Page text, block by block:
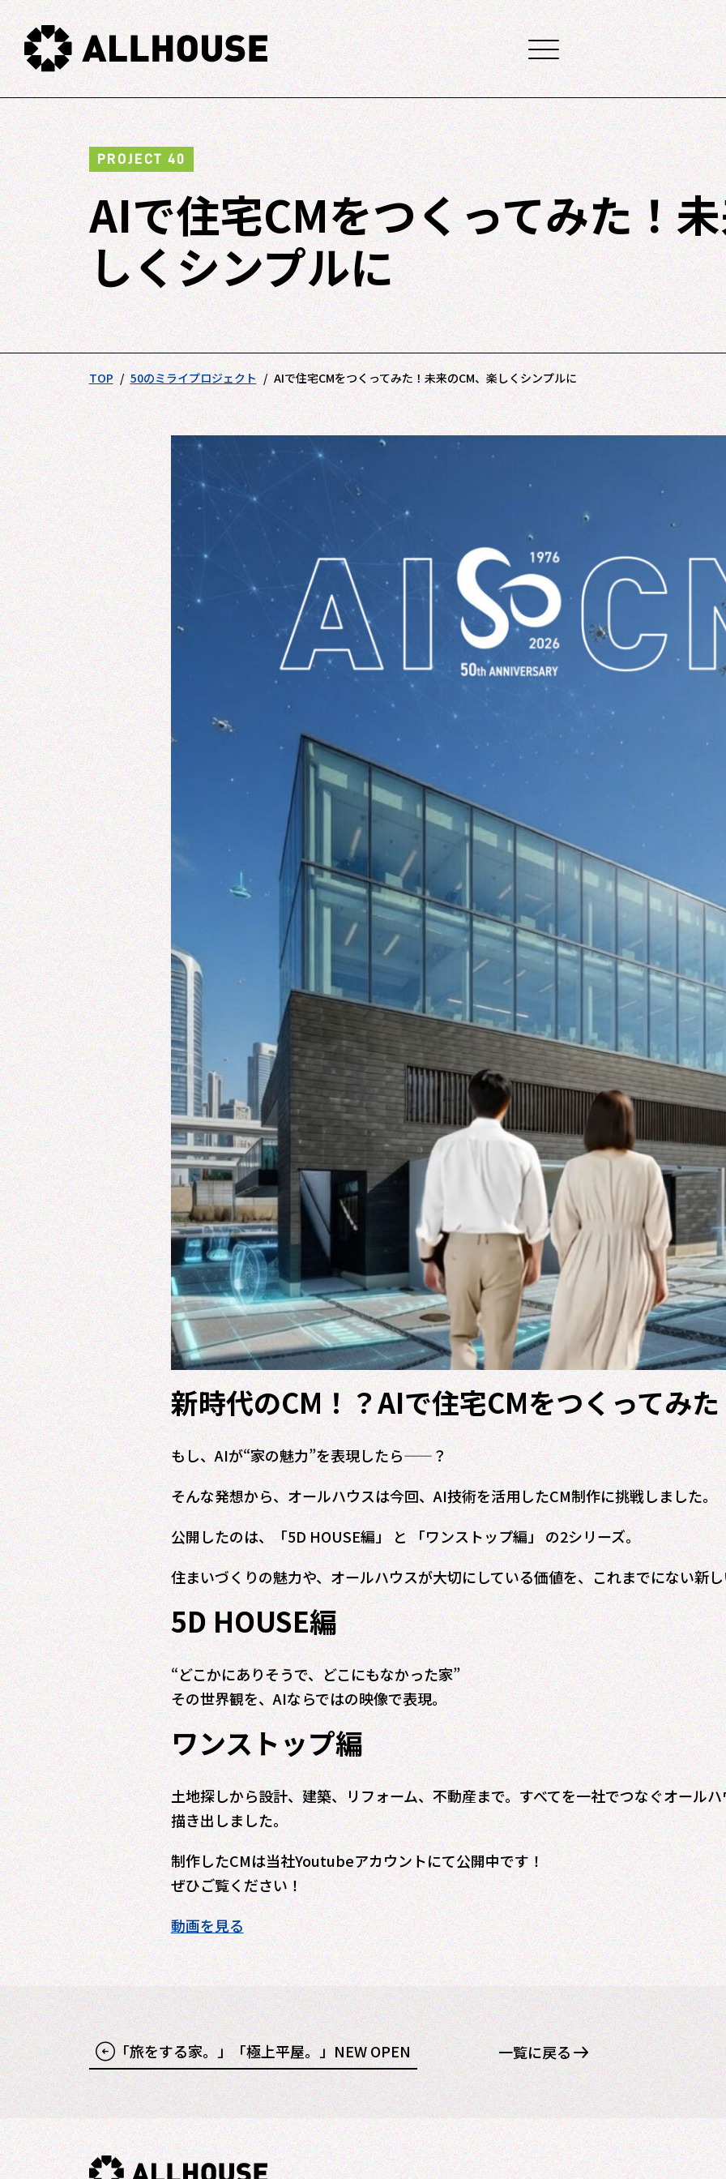
PROJECT 40
AIで住宅CMをつくってみた！
しくシンプルに
TOP 50のミライプロジェクト AIで住宅CMをつくってみた！未来のCM、楽しくシンプルに
新時代のCM！？AIで住宅CMをつくってみ
もし、AIが“家の魅力”を表現したら——？
そんな発想から、オールハウスは今回、AI技術を活用したCM制作に挑戦しました。
公開したのは、「5D HOUSE編」 と 「ワンストップ編」 の2シリーズ。
住まいづくりの魅力や、オールハウスが大切にしている価値を、これまでにない新
5D HOUSE編
“どこかにありそうで、どこにもなかった家”
その世界観を、AIならではの映像で表現。
ワンストップ編
土地探しから設計、建築、リフォーム、不動産まで。すべてを一社でつなぐオール
描き出しました。
制作したCMは当社Youtubeアカウントにて公開中です！
ぜひご覧ください！
動画を見る
「旅をする家。」「極上平屋。」NEW OPEN 一覧に戻る